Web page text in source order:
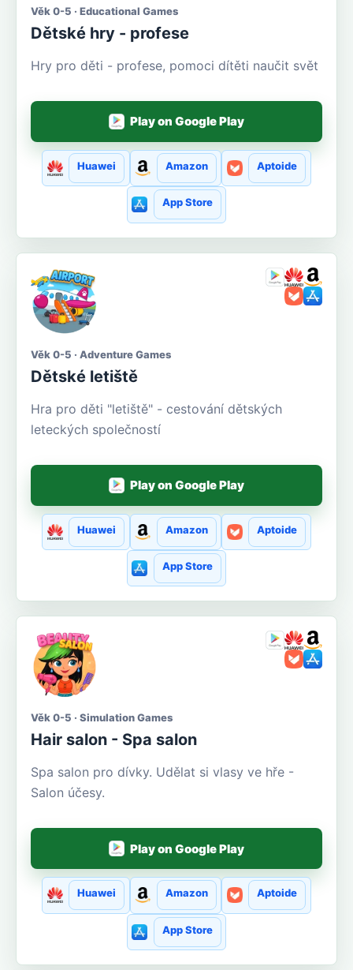
Věk 0-5 · Educational Games
Dětské hry - profese
Hry pro děti - profese, pomoci dítěti naučit svět
Play on Google Play
Huawei Amazon Aptoide
App Store
Věk 0-5 · Adventure Games
Dětské letiště
Hra pro děti "letiště" - cestování dětských
leteckých společností
Play on Google Play
Huawei Amazon Aptoide
App Store
Věk 0-5 · Simulation Games
Hair salon - Spa salon
Spa salon pro dívky. Udělat si vlasy ve hře -
Salon účesy.
Play on Google Play
Huawei Amazon Aptoide
App Store